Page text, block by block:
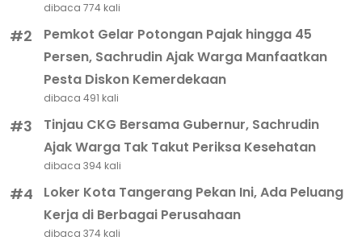
dibaca 774 kali
#2
Pemkot Gelar Potongan Pajak hingga 45
Persen, Sachrudin Ajak Warga Manfaatkan
Pesta Diskon Kemerdekaan
dibaca 491 kali
#3
Tinjau CKG Bersama Gubernur, Sachrudin
Ajak Warga Tak Takut Periksa Kesehatan
dibaca 394 kali
#4
Loker Kota Tangerang Pekan Ini, Ada Peluang
Kerja di Berbagai Perusahaan
dibaca 374 kali